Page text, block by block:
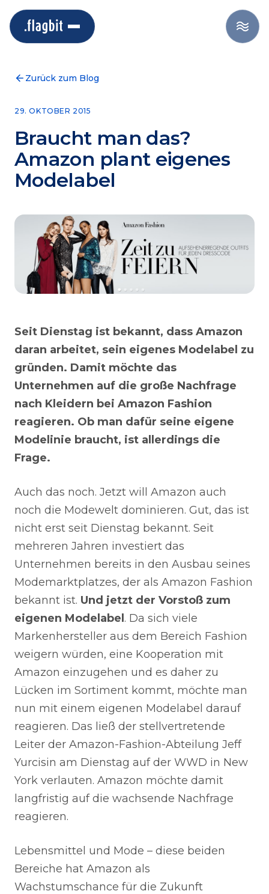
Zurück zum Blog
29. OKTOBER 2015
Braucht man das?
Amazon plant eigenes
Modelabel
Seit Dienstag ist bekannt, dass Amazon
daran arbeitet, sein eigenes Modelabel zu
gründen. Damit möchte das
Unternehmen auf die große Nachfrage
nach Kleidern bei Amazon Fashion
reagieren. Ob man dafür seine eigene
Modelinie braucht, ist allerdings die
Frage.
Auch das noch. Jetzt will Amazon auch
noch die Modewelt dominieren. Gut, das ist
nicht erst seit Dienstag bekannt. Seit
mehreren Jahren investiert das
Unternehmen bereits in den Ausbau seines
Modemarktplatzes, der als Amazon Fashion
bekannt ist. Und jetzt der Vorstoß zum
eigenen Modelabel. Da sich viele
Markenhersteller aus dem Bereich Fashion
weigern würden, eine Kooperation mit
Amazon einzugehen und es daher zu
Lücken im Sortiment kommt, möchte man
nun mit einem eigenen Modelabel darauf
reagieren. Das ließ der stellvertretende
Leiter der Amazon-Fashion-Abteilung Jeff
Yurcisin am Dienstag auf der WWD in New
York verlauten. Amazon möchte damit
langfristig auf die wachsende Nachfrage
reagieren.
Lebensmittel und Mode – diese beiden
Bereiche hat Amazon als
Wachstumschance für die Zukunft